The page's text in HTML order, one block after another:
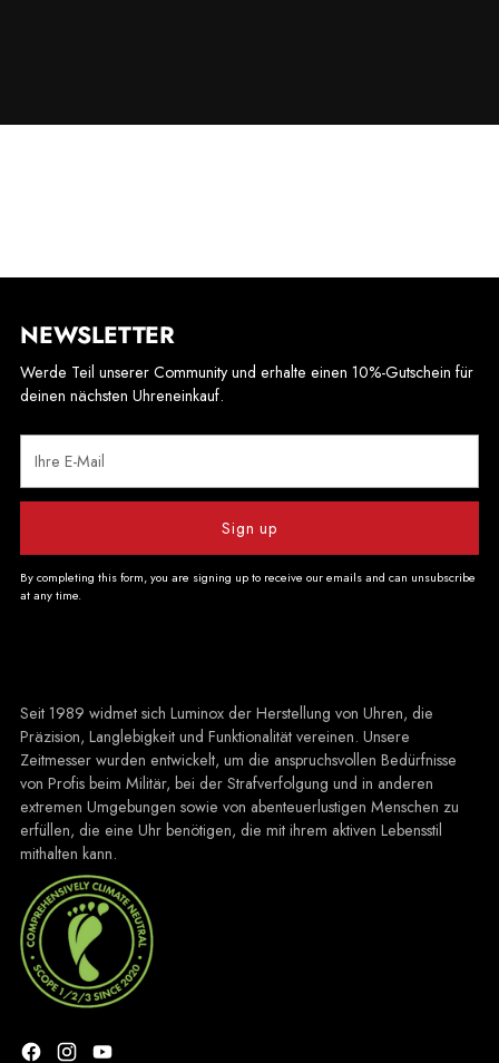
NEWSLETTER
Werde Teil unserer Community und erhalte einen 10%-Gutschein für
deinen nächsten Uhreneinkauf.
Mail
Sign up
By completing this form, you are signing up to receive our emails and can unsubscribe
at any time.
Seit 1989 widmet sich Luminox der Herstellung von Uhren, die
Präzision, Langlebigkeit und Funktionalität vereinen. Unsere
Zeitmesser wurden entwickelt, um die anspruchsvollen Bedürfnisse
von Profis beim Militär, bei der Strafverfolgung und in anderen
extremen Umgebungen sowie von abenteuerlustigen Menschen zu
erfüllen, die eine Uhr benötigen, die mit ihrem aktiven Lebensstil
mithalten kann.